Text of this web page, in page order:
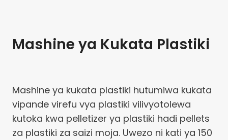
Mashine ya Kukata Plastiki
Mashine ya kukata plastiki hutumiwa kukata
vipande virefu vya plastiki vilivyotolewa
kutoka kwa pelletizer ya plastiki hadi pellets
za plastiki za saizi moja. Uwezo ni kati ya 150